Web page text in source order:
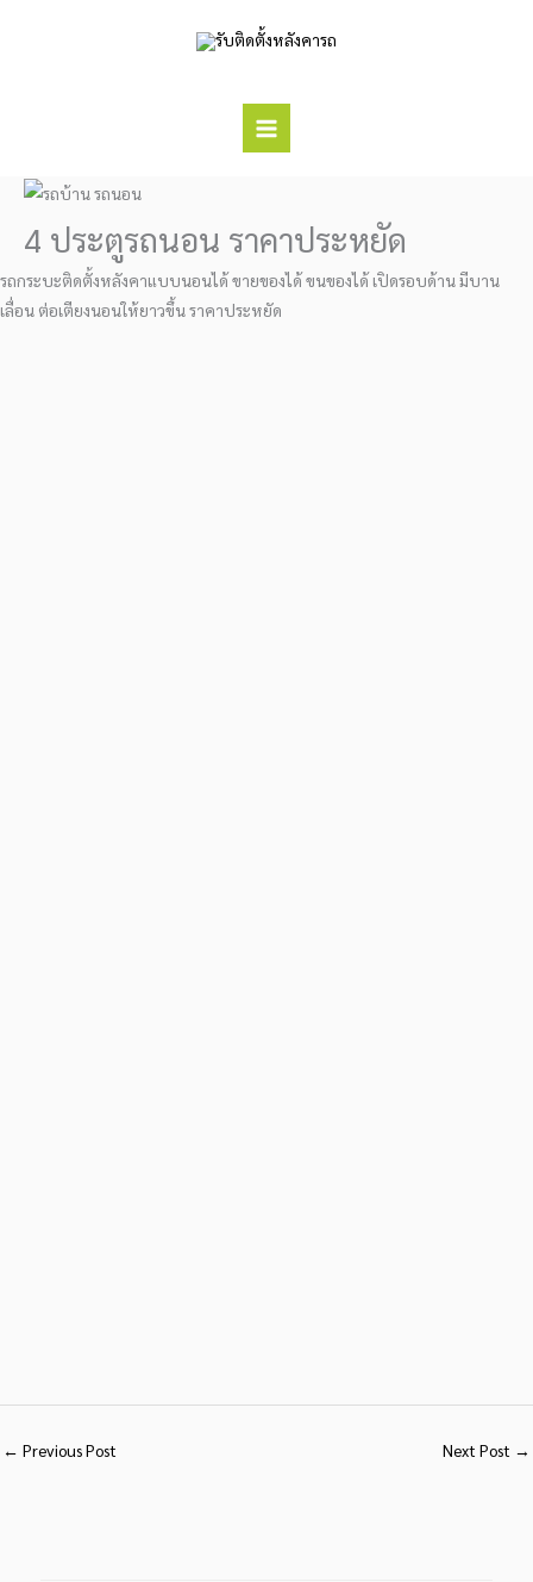
4 ประตูรถนอน ราคาประหยัด
รถกระบะติดตั้งหลังคาแบบนอนได้ ขายของได้ ขนของได้ เปิดรอบด้าน มีบาน
เลื่อน ต่อเตียงนอนให้ยาวขึ้น ราคาประหยัด
← Previous Post Next Post →